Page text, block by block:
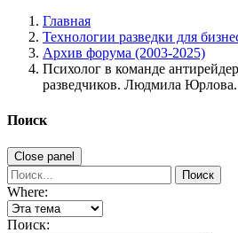
Главная
Технологии разведки для
Архив форума (2003-2025)
Психолог в команде
разведчиков. Людмила Юрлова.
Поиск
Close panel
Поиск
Where:
Поиск: